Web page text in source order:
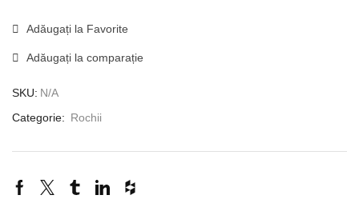
Adăugați la Favorite
Adăugați la comparație
SKU: N/A
Categorie: Rochii